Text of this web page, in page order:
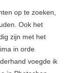
op te zoeken,
Ook het
zijn met het
in orde
voegde ik